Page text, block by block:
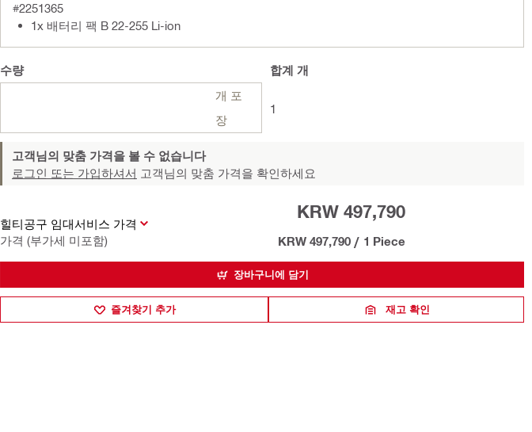
#2251365
1x 배터리 팩 B 22-255 Li-ion
수량
개 포
장
합계 개
1
고객님의 맞춤 가격을 볼 수 없습니다
로그인 또는 가입하셔서 고객님의 맞춤 가격을 확인하세요
힐티공구 임대서비스 가격
가격 (부가세 미포함)
KRW 497,790
KRW 497,790 / 1 Piece
장바구니에 담기
즐겨찾기 추가 재고 확인